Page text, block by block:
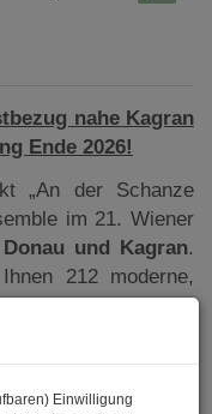
nahe Kagran
Ende 2026!
„An der Schanze
im 21. Wiener
und Kagran.
212 moderne,
inmitten eines
zugleich perfekte
und die Ruhe der
Einwilligung